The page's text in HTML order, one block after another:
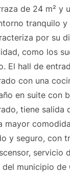
de 24 m²
tranquilo
por su
como los
El hall de
con una
en suite con
tiene
mayor
y seguro, con
servicio
municipio